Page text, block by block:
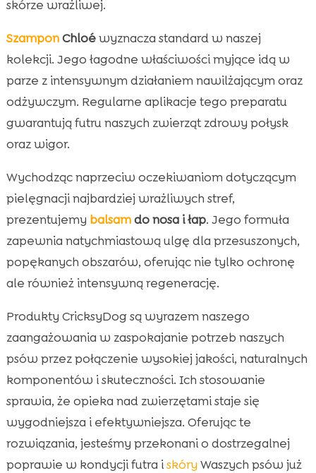
skórze wrażliwej.
SzamponChloéwyznacza standard w naszej
kolekcji. Jego łagodne właściwości myjące idą w
parze z intensywnym działaniem nawilżającym oraz
odżywczym. Regularne aplikacje tego preparatu
gwarantują futru naszych zwierząt zdrowy połysk
oraz wigor.
Wychodząc naprzeciw oczekiwaniom dotyczącym
pielęgnacji najbardziej wrażliwych stref,
prezentujemy balsamdo nosa i łap. Jego formuła
zapewnia natychmiastową ulgę dla przesuszonych,
popękanych obszarów, oferując nie tylko ochronę
ale również intensywną regenerację.
Produkty CricksyDog są wyrazem naszego
zaangażowania w zaspokajanie potrzeb naszych
psów przez połączenie wysokiej jakości, naturalnych
komponentów i skuteczności. Ich stosowanie
sprawia, że opieka nad zwierzętami staje się
wygodniejsza i efektywniejsza. Oferując te
rozwiązania, jesteśmy przekonani o dostrzegalnej
poprawie w kondycji futra iskóry Waszych psów już